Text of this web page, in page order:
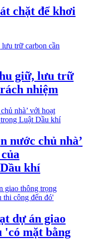
chặt để khơi
giữ, lưu trữ
nhiệm
nước chủ nhà’
khí
dự án giao
'có mặt bằng